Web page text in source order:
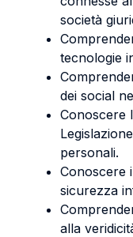
società
tecnologie
dei social
Conoscere
personali.
Conoscere
sicurezza
alla